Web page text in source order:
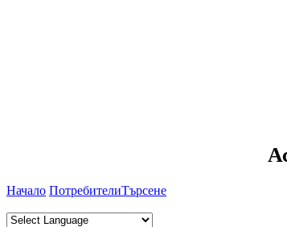
Начало ПотребителиТърсене